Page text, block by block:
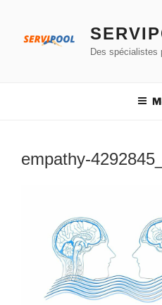
contenu
Des spécialistes
empathy-